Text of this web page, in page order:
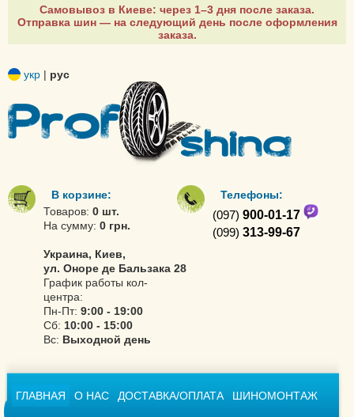
Самовывоз в Киеве: через 1–3 дня после заказа.
Отправка шин — на следующий день после оформления
заказа.
укр | рус
В корзине:
Товаров: 0 шт.
На сумму: 0 грн.
Украина, Киев,
ул. Оноре де Бальзака 28
График работы кол-
центра:
Пн-Пт: 9:00 - 19:00
Сб: 10:00 - 15:00
Вс: Выходной день
Телефоны:
(097) 900-01-17
(099) 313-99-67
ГЛАВНАЯ О НАС ДОСТАВКА/ОПЛАТА ШИНОМОНТАЖ